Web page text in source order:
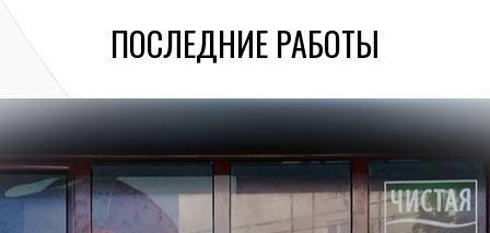
ПОСЛЕДНИЕ РАБОТЫ